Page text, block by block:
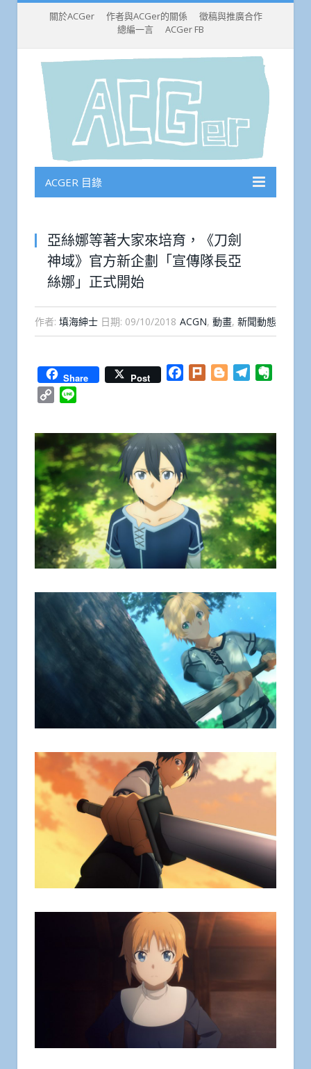
關於ACGer 作者與ACGer的關係
徵稿與推廣合作
總編一言
ACGer FB
ACGER 目錄
亞絲娜等著大家來培育，《刀劍
神域》官方新企劃「宣傳隊長亞
絲娜」正式開始
作者: 填海紳士 日期: 09/10/2018 ACGN, 動畫, 新聞動態
Share Post Facebook
Plurk BloggerTelegram
Copy